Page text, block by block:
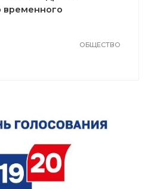
временного
ОБЩЕСТВО